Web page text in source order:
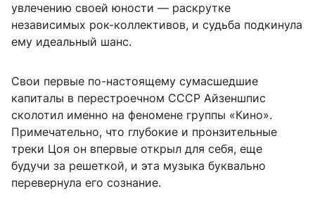
увлечению своей юности — раскрутке
независимых рок-коллективов, и судьба подкинула
ему идеальный шанс.
Свои первые по-настоящему сумасшедшие
капиталы в перестроечном СССР Айзеншпис
сколотил именно на феномене группы «Кино».
Примечательно, что глубокие и пронзительные
треки Цоя он впервые открыл для себя, еще
будучи за решеткой, и эта музыка буквально
перевернула его сознание.